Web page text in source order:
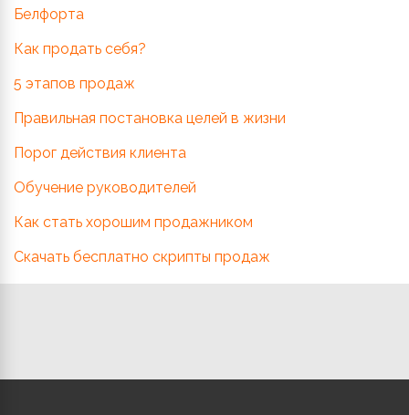
Белфорта
Как продать себя?
5 этапов продаж
Правильная постановка целей в жизни
Порог действия клиента
Обучение руководителей
Как стать хорошим продажником
Скачать бесплатно скрипты продаж